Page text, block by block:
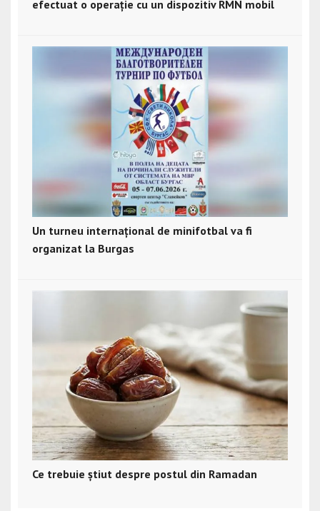
efectuat o operație cu un dispozitiv RMN mobil
Un turneu internațional de minifotbal va fi
organizat la Burgas
Ce trebuie știut despre postul din Ramadan